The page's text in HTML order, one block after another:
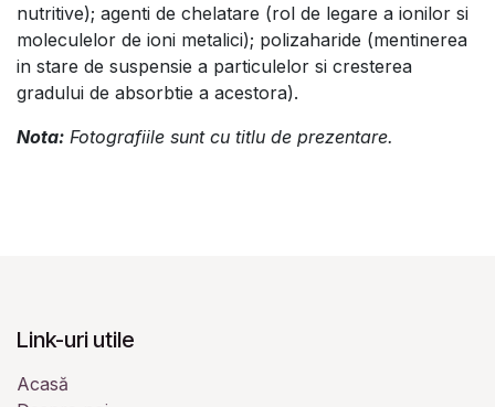
nutritive); agenti de chelatare (rol de legare a ionilor si
moleculelor de ioni metalici); polizaharide (mentinerea
in stare de suspensie a particulelor si cresterea
gradului de absorbtie a acestora).
Nota: Fotografiile sunt cu titlu de prezentare.
Link-uri utile
Acasă